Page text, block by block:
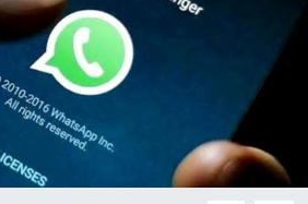
BARIŞI